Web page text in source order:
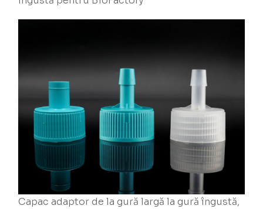
Capac adaptor de la gură largă la gură îngustă,